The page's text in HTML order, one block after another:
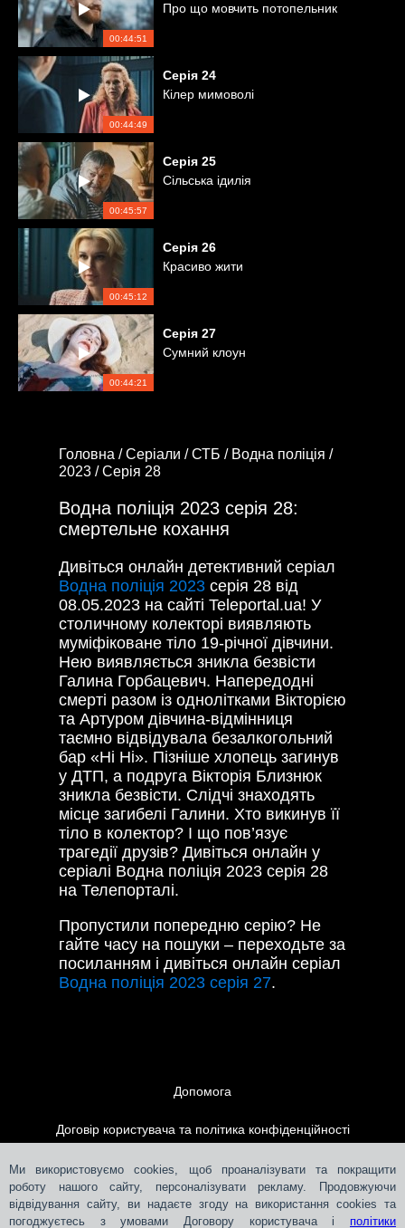
Ми використовуємо cookies, щоб проаналізувати та покращити
роботу нашого сайту, персоналізувати рекламу. Продовжуючи
відвідування сайту, ви надаєте згоду на використання cookies та
погоджуєтесь з умовами Договору користувача і політики
00:44:51
Про що мовчить потопельник
00:44:49
Серія 24
Кілер мимоволі
00:45:57
Серія 25
Сільська ідилія
00:45:12
Серія 26
Красиво жити
00:44:21
Серія 27
Сумний клоун
Головна /Серіали /СТБ / Водна поліція /
2023 /Серія 28
Водна поліція 2023 серія 28:
смертельне кохання
Дивіться онлайн детективний серіал
Водна поліція 2023 серія 28 від
08.05.2023 на сайті Teleportal.ua! У
столичному колекторі виявляють
муміфіковане тіло 19-річної дівчини.
Нею виявляється зникла безвісти
Галина Горбацевич. Напередодні
смерті разом із однолітками Вікторією
та Артуром дівчина-відмінниця
таємно відвідувала безалкогольний
бар «Ні Ні». Пізніше хлопець загинув
у ДТП, а подруга Вікторія Близнюк
зникла безвісти. Слідчі знаходять
місце загибелі Галини. Хто викинув її
тіло в колектор? І що пов’язує
трагедії друзів? Дивіться онлайн у
серіалі Водна поліція 2023 серія 28
на Телепорталі.
Пропустили попередню серію? Не
гайте часу на пошуки – переходьте за
посиланням і дивіться онлайн серіал
Водна поліція 2023 серія 27.
Допомога
Договір користувача та політика конфіденційності
Контакти
Розміщення реклами